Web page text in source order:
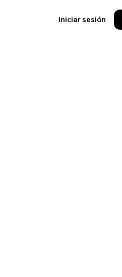
Iniciar sesión